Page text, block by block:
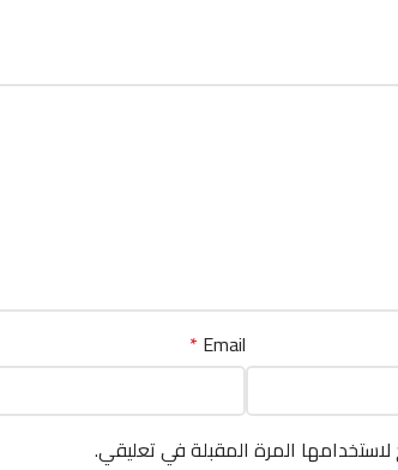
Email
*
المرة المقبلة في تعليقي.